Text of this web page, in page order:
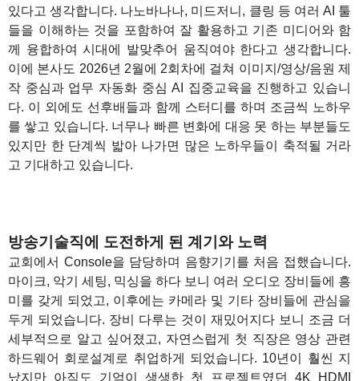
있다고 생각합니다. 나노바나나, 미드저니, 클링 등 여러 AI 툴
들을 이해하는 것을 포함하여 잘 활용하고 기존 미디어와 함
께 융합하여 시대에 발맞추어 움직여야 한다고 생각합니다.
이에 본사도 2026년 2월에 2회차에 걸쳐 이미지/영상/음원 제
작 중심과 업무 자동화 중심 AI 집중교육을 진행하고 있습니
다. 이 외에도 선후배들과 함께 스터디를 하며 조금씩 노하우
를 쌓고 있습니다. 너무나 빠른 변화에 대응 못 하는 부분들도
있지만 한 단계씩 밟아 나가면 많은 노하우들이 축적될 거라
고 기대하고 있습니다.
방송기술직에 도전하게 된 계기와 노력
교회에서 Console을 담당하며 음향기기를 처음 접했습니다.
마이크, 악기 세팅, 믹싱을 하다 보니 여러 오디오 장비들에 흥
미를 갖게 되었고, 이후에는 카메라 및 기타 장비들에 관심을
두게 되었습니다. 장비 다루는 것이 재밌어지다 보니 조금 더
세부적으로 알고 싶어졌고, 자연스럽게 첫 직장은 영상 관련
하드웨어 회로설계로 취업하게 되었습니다. 10년이 훨씬 지
났지만 아직도 기억이 생생한 첫 프로젝트였던 4K HDMI